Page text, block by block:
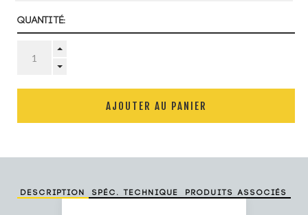
Quantité:
AJOUTER AU PANIER
Description Spéc. technique Produits associés